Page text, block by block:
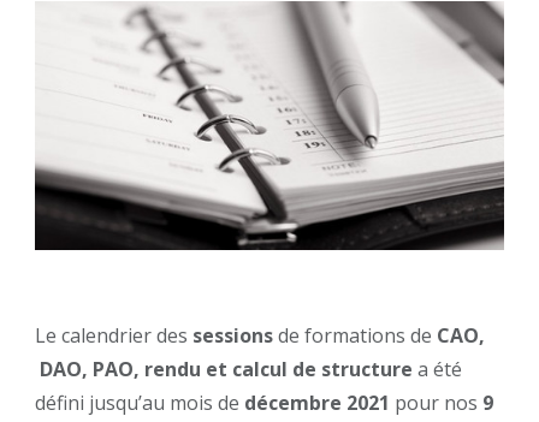
Le calendrier des sessionsde formations de CAO,
DAO, PAO, rendu et calcul de structure a été
défini jusqu’au mois de décembre 2021 pour nos 9